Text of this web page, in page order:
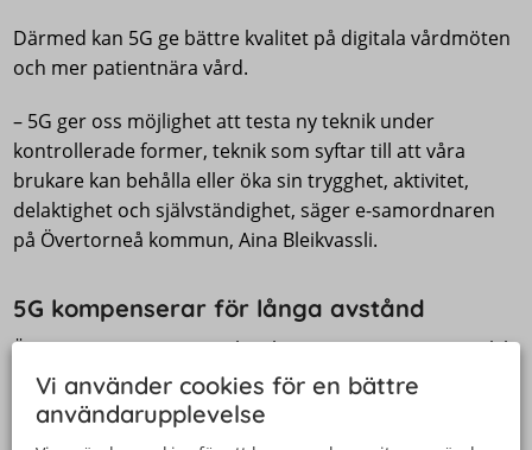
Därmed kan 5G ge bättre kvalitet på digitala vårdmöten
och mer patientnära vård.
– 5G ger oss möjlighet att testa ny teknik under
kontrollerade former, teknik som syftar till att våra
brukare kan behålla eller öka sin trygghet, aktivitet,
delaktighet och självständighet, säger e-samordnaren
på Övertorneå kommun, Aina Bleikvassli.
5G kompenserar för långa avstånd
Även resten av regionen kan ha stor nytta av 5G, särskilt
med tanke på att länet är så glest befolkat. Med teknik
kan vården och omsorgen fungera även långt ifrån
Vi använder cookies för en bättre
användarupplevelse